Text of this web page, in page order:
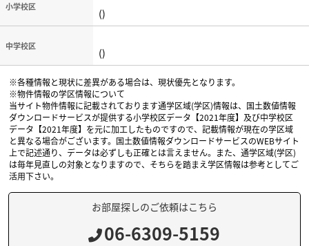
小学校区 ()
中学校区 ()
※各種情報と現状に差異がある場合は、現状優先となります。
※物件情報の学区情報について
当サイト物件情報に記載されております通学区域(学区)情報は、国土数値情報
ダウンロードサービスが提供する小学校区データ【2021年度】及び中学校区
データ【2021年度】を元に加工したものですので、記載情報が現在の学区域
と異なる場合がございます。国土数値情報ダウンロードサービスのWEBサイト
上で記述通り、データは必ずしも正確とは言えません。また、通学区域(学区)
は毎年見直しの対象となりますので、そちらを踏まえ学区情報は参考としてご
活用下さい。
お部屋探しのご依頼はこちら
06-6309-5159